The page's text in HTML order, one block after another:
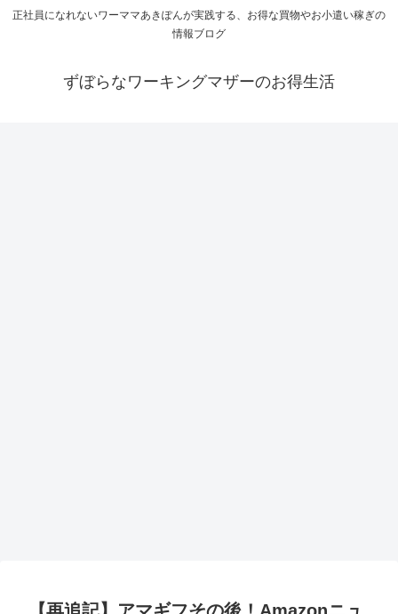
正社員になれないワーママあきぽんが実践する、お得な買物やお小遣い稼ぎの
情報ブログ
ずぼらなワーキングマザーのお得生活